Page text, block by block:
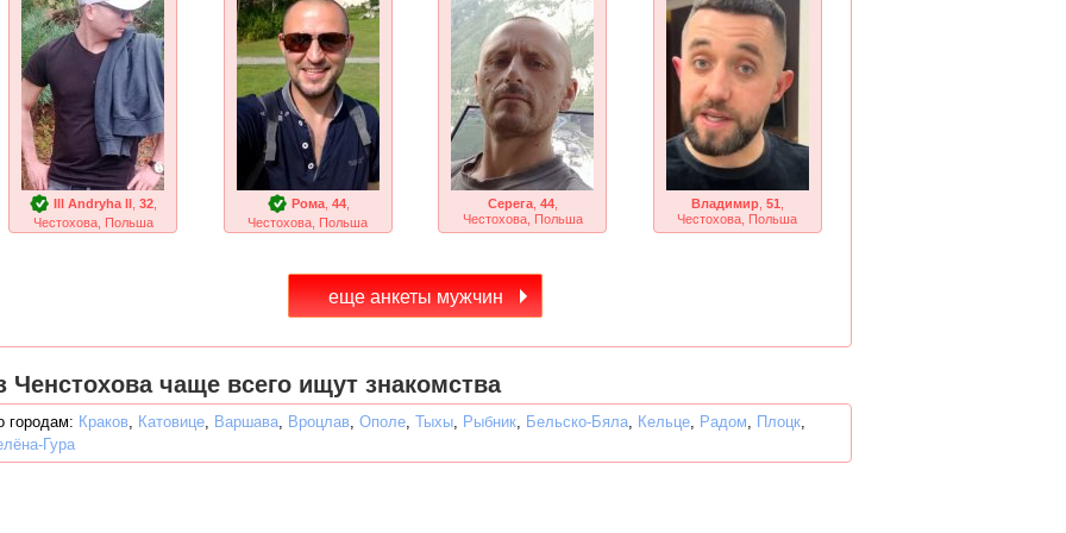
Ill Andryha ll ,32
Честохова, Польша
Рома, 44,
Честохова, Польша
Серега, 44,
Честохова, Польша
Владимир, 51
Честохова, Польша
Ченстохова чаще всего ищут знакомства
городам: Краков, Катовице, Варшава, Вроцлав, Ополе, Тыхы, Рыбник, Бельско-Бяла, Кельце, Радом, Плоцк,
Гура